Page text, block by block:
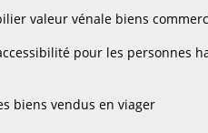
valeur vénale biens
pour les personnes
biens vendus en viager